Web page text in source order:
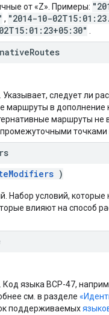
от «Z». Примеры:
, "2014-10-
Routes
Указывает, следует ли
маршруты в дополнение
маршруты не
промежуточными точками
)
Набор условий,
влияют на способ
Код языка BCP-47,
см. в разделе
поддерживаемых